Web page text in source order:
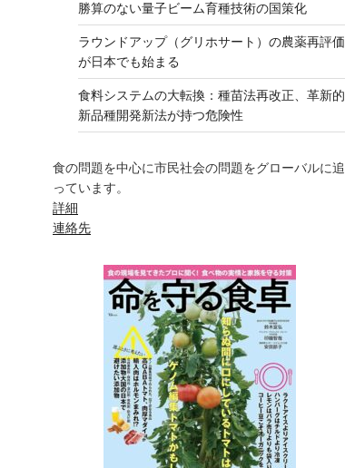
勝算のない量子ビーム育種技術の国策化
ラウンドアップ（グリホサート）の農薬再評価
が日本でも始まる
食料システムの大転換：種苗法再改正、革新的
新品種開発新法が持つ危険性
食の問題を中心に市民社会の問題をグローバルに追
っています。
詳細
連絡先